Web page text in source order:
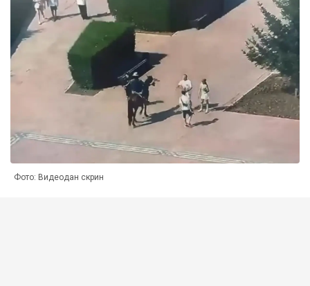
Фото: Видеодан скрин